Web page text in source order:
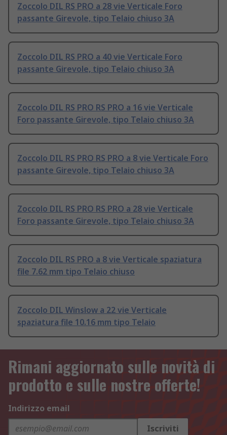
Zoccolo DIL RS PRO a 28 vie Verticale Foro
passante Girevole, tipo Telaio chiuso 3A
Zoccolo DIL RS PRO a 40 vie Verticale Foro
passante Girevole, tipo Telaio chiuso 3A
Zoccolo DIL RS PRO RS PRO a 16 vie Verticale
Foro passante Girevole, tipo Telaio chiuso 3A
Zoccolo DIL RS PRO RS PRO a 8 vie Verticale Foro
passante Girevole, tipo Telaio chiuso 3A
Zoccolo DIL RS PRO RS PRO a 28 vie Verticale
Foro passante Girevole, tipo Telaio chiuso 3A
Zoccolo DIL RS PRO a 8 vie Verticale spaziatura
file 7.62 mm tipo Telaio chiuso
Zoccolo DIL Winslow a 22 vie Verticale
spaziatura file 10.16 mm tipo Telaio
Rimani aggiornato sulle novità di
prodotto e sulle nostre offerte!
Indirizzo email
Iscriviti